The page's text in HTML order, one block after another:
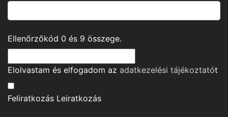
Ellenőrzőkód 0 és 9 összege.
Elolvastam és elfogadom az adatkezelési tájékoztatót
Feliratkozás Leiratkozás